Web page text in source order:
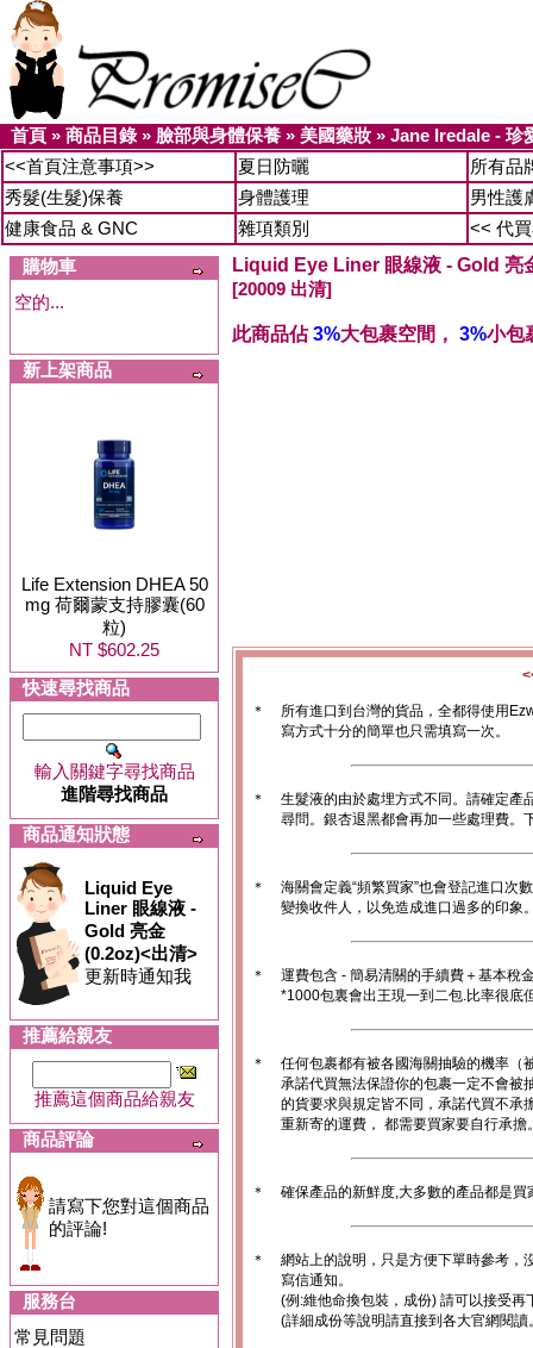
首頁 » 商品目錄» 臉部與身體保養 » 美國藥妝 » Jane Iredale - 珍
<<首頁注意事項>>
夏日防曬
所有品
秀髮(生髮)保養
身體護理
男性護
健康食品 & GNC
雜項類別
<< 代
購物車
空的...
新上架商品
Life Extension DHEA 50
mg 荷爾蒙支持膠囊(60
粒)
NT $602.25
快速尋找商品
輸入關鍵字尋找商品
進階尋找商品
商品通知狀態
Liquid Eye
Liner 眼線液 -
Gold 亮金
(0.2oz)<出清>
更新時通知我
推薦給親友
推薦這個商品給親友
商品評論
請寫下您對這個商品
的評論!
服務台
常見問題
Liquid Eye Liner 眼線液 - Gold 亮
[20009 出清]
此商品佔3%大包裹空間， 3%小包
＊
所有進口到台灣的貨品，全都得使用
寫方式十分的簡單也只需填寫一次。
＊
生髮液的由於處埋方式不同。請確定產
尋問。銀杏退黑都會再加一些處理費。
＊
海關會定義“頻繁買家”也會登記進口次
變換收件人，以免造成進口過多的印象
＊
運費包含 - 簡易清關的手續費＋基本稅
*1000包裏會出王現一到二包.比率很底
＊
任何包裹都有被各國海關抽驗的機率（
承諾代買無法保證你的包裹一定不會被
的貨要求與規定皆不同，承諾代買不承
重新寄的運費， 都需要買家要自行承擔
＊ 確保產品的新鮮度,大多數的產品都是
＊
網站上的說明，只是方便下單時參考，
寫信通知。
(例:維他命換包裝，成份) 請可以接受再
(詳細成份等說明請直接到各大官網閱讀